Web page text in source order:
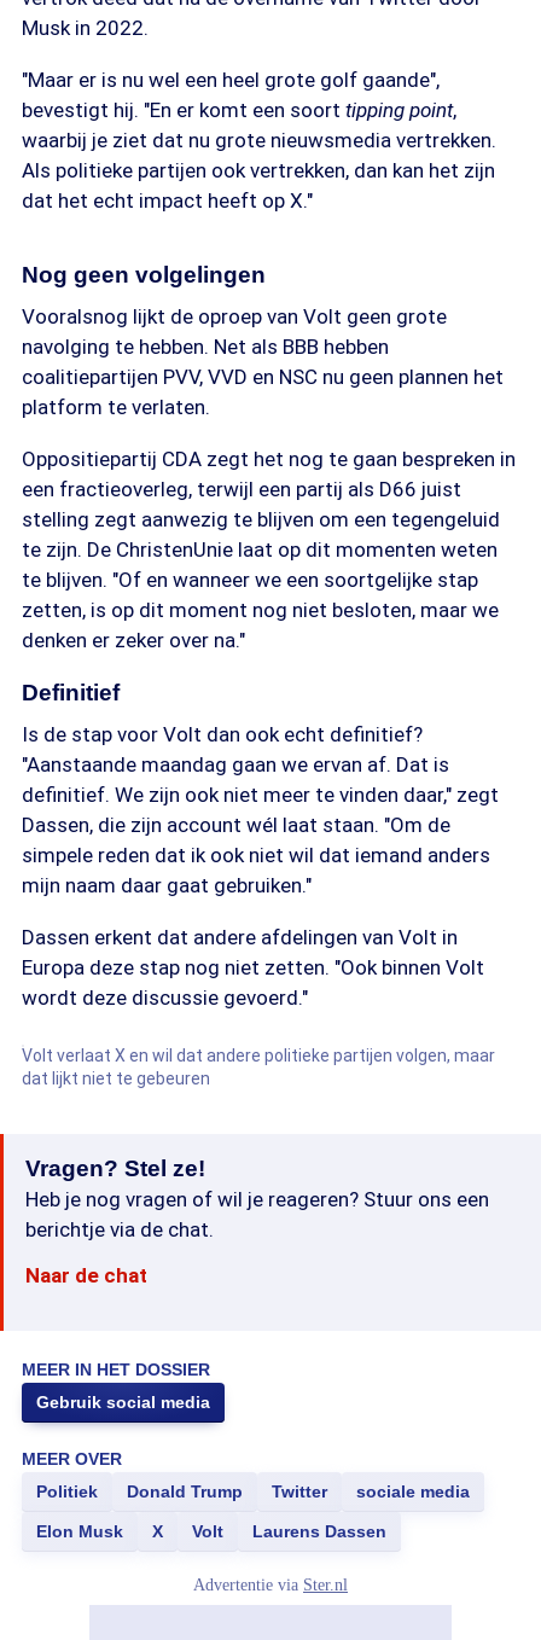
Musk in 2022.
"Maar er is nu wel een heel grote golf gaande",
bevestigt hij. "En er komt een soort tipping point,
waarbij je ziet dat nu grote nieuwsmedia vertrekken.
Als politieke partijen ook vertrekken, dan kan het zijn
dat het echt impact heeft op X."
Nog geen volgelingen
Vooralsnog lijkt de oproep van Volt geen grote
navolging te hebben. Net als BBB hebben
coalitiepartijen PVV, VVD en NSC nu geen plannen het
platform te verlaten.
Oppositiepartij CDA zegt het nog te gaan bespreken in
een fractieoverleg, terwijl een partij als D66 juist
stelling zegt aanwezig te blijven om een tegengeluid
te zijn. De ChristenUnie laat op dit momenten weten
te blijven. "Of en wanneer we een soortgelijke stap
zetten, is op dit moment nog niet besloten, maar we
denken er zeker over na."
Definitief
Is de stap voor Volt dan ook echt definitief?
"Aanstaande maandag gaan we ervan af. Dat is
definitief. We zijn ook niet meer te vinden daar," zegt
Dassen, die zijn account wél laat staan. "Om de
simpele reden dat ik ook niet wil dat iemand anders
mijn naam daar gaat gebruiken."
Dassen erkent dat andere afdelingen van Volt in
Europa deze stap nog niet zetten. "Ook binnen Volt
wordt deze discussie gevoerd."
Volt verlaat X en wil dat andere politieke partijen volgen, maar
dat lijkt niet te gebeuren
Vragen? Stel ze!
Heb je nog vragen of wil je reageren? Stuur ons een
berichtje via de chat.
Naar de chat
MEER IN HET DOSSIER
Gebruik social media
MEER OVER
Politiek
Donald Trump Twitter sociale media
Elon Musk X Volt Laurens Dassen
Advertentie via Ster.nl